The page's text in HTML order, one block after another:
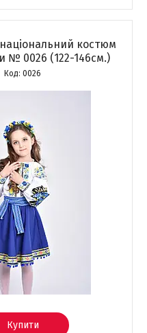
костюм
№ 0026 (122-146см.)
0026
Купити